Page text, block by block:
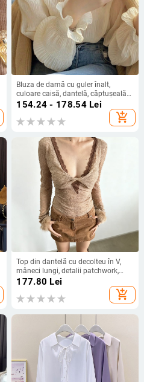
Bluza de damă cu guler înalt,
culoare caisă, dantelă, căptușeală
de catifea, strat șifon cu margine
plasă – primăvară- toamnă 2025
154.24 - 178.54Lei
add_shopping_cart
Top din dantelă cu decolteu în V,
mâneci lungi, detalii patchwork,
croială slim
177.80 Lei
add_shopping_cart